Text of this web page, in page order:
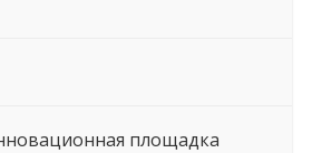
площадка